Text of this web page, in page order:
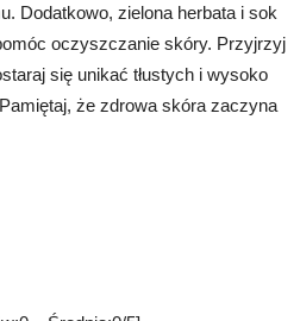
Dodatkowo, zielona herbata i sok
oczyszczanie skóry. Przyjrzyj
się unikać tłustych i wysoko
że zdrowa skóra zaczyna